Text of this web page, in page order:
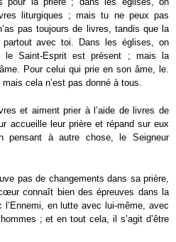
liturgiques ; mais tu ne peux pas
pas toujours de livres, tandis que la
avec toi. Dans les églises, on
le Saint-Esprit est présent ; mais la
Pour celui qui prie en son âme, le.
cela n’est pas donné à tous.
et aiment prier à l’aide de livres de
accueille leur prière et répand sur eux
pensant à autre chose, le Seigneur
pas de changements dans sa prière,
connaît bien des épreuves dans la
en lutte avec lui-même, avec
; et en tout cela, il s’agit d’être